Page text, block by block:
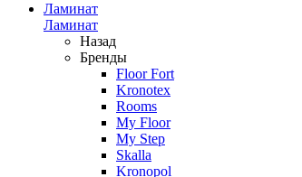
Ламинат
Ламинат
Назад
Бренды
Floor Fort
Kronotex
Rooms
My Floor
My Step
Skalla
Kronopol